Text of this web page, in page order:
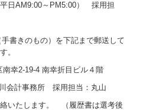
平日AM9:00～PM5:00） 採用担
きのもの）を下記まで郵送して
。
2-19-4 南幸折目ビル４階
事務所 採用担当：丸山
たします。 （履歴書は選考後